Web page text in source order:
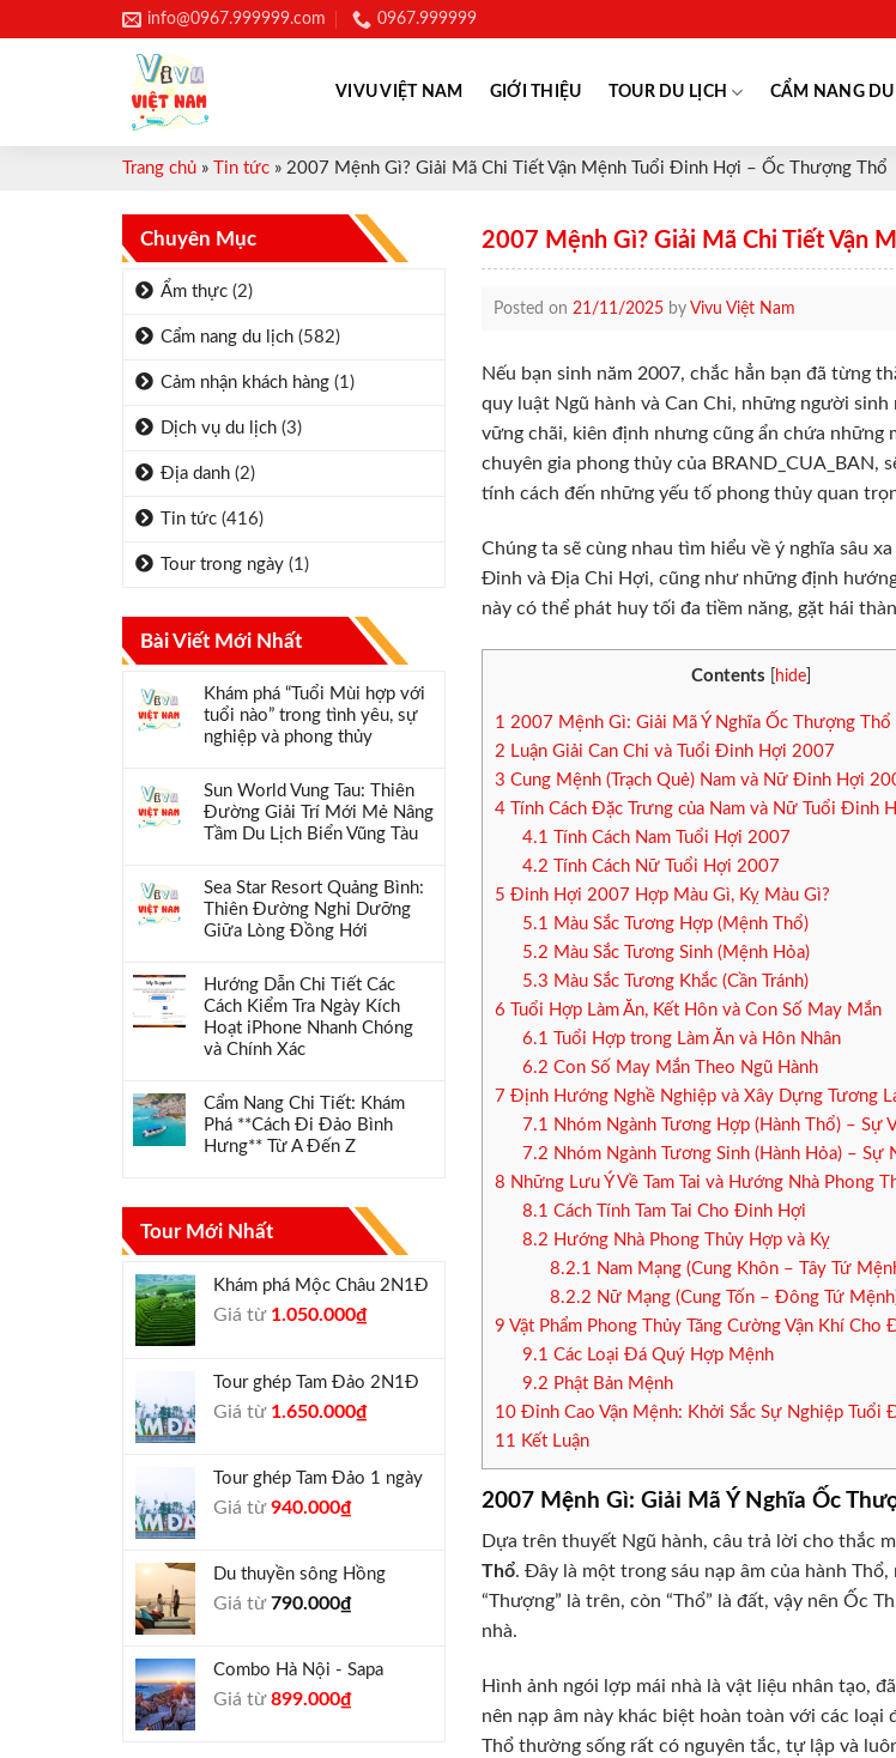
to
info@0967.999999.com 0967.999999
VIVU VIỆT NAM GIỚI THIỆU TOUR DU LỊCH CẨM NANG DU
Trang chủ » Tin tức » 2007 Mệnh Gì? Giải Mã Chi Tiết Vận Mệnh Tuổi Đinh Hợi – Ốc Thượng Thổ
Chuyên Mục
Ẩm thực (2)
Cẩm nang du lịch (582)
Cảm nhận khách hàng (1)
Dịch vụ du lịch (3)
Địa danh (2)
Tin tức (416)
Tour trong ngày (1)
Bài Viết Mới Nhất
Khám phá “Tuổi Mùi hợp với
tuổi nào” trong tình yêu, sự
nghiệp và phong thủy
Sun World Vung Tau: Thiên
Đường Giải Trí Mới Mẻ Nâng
Tầm Du Lịch Biển Vũng Tàu
Sea Star Resort Quảng Bình:
Thiên Đường Nghỉ Dưỡng
Giữa Lòng Đồng Hới
Hướng Dẫn Chi Tiết Các
Cách Kiểm Tra Ngày Kích
Hoạt iPhone Nhanh Chóng
và Chính Xác
Cẩm Nang Chi Tiết: Khám
Phá **Cách Đi Đảo Bình
Hưng** Từ A Đến Z
Tour Mới Nhất
Khám phá Mộc Châu 2N1Đ
Giá từ Giá
1.300.000₫.
1.050.000₫Giá
là:
Tour ghép Tam Đảo 2N1Đ
Giá từ Giá
1.800.000₫.
1.650.000₫Giá
là:
Tour ghép Tam Đảo 1 ngày
Giá từGiá
1.000.000₫.
940.000₫Giá
là:
Du thuyền sông Hồng
Giá từ790.000₫
Combo Hà Nội - Sapa
Giá từGiá
899.000₫Giá
2007 Mệnh Gì? Giải Mã Chi Tiết Vận
Posted on 21/11/2025 by Vivu Việt Nam
Nếu bạn sinh năm 2007, chắc hẳn bạn đã từng
quy luật Ngũ hành và Can Chi, những người
vững chãi, kiên định nhưng cũng ẩn chứa
chuyên gia phong thủy của BRAND_CUA_BAN,
tính cách đến những yếu tố phong thủy quan
Chúng ta sẽ cùng nhau tìm hiểu về ý nghĩa sâu
Đinh và Địa Chi Hợi, cũng như những định
này có thể phát huy tối đa tiềm năng, gặt hái
Contents hide]
1 2007 Mệnh Gì: Giải Mã Ý Nghĩa Ốc Thượng Thổ
2 Luận Giải Can Chi và Tuổi Đinh Hợi 2007
3 Cung Mệnh (Trạch Quẻ) Nam và Nữ Đinh Hợi
4 Tính Cách Đặc Trưng của Nam và Nữ Tuổi Đinh
4.1
Tính Cách Nam Tuổi Hợi 2007
4.2 Tính Cách Nữ Tuổi Hợi 2007
5 Đinh Hợi 2007 Hợp Màu Gì, Kỵ Màu Gì?
5.1
Màu Sắc Tương Hợp (Mệnh Thổ)
5.2 Màu Sắc Tương Sinh (Mệnh Hỏa)
5.3 Màu Sắc Tương Khắc (Cần Tránh)
6 Tuổi Hợp Làm Ăn, Kết Hôn và Con Số May Mắn
6.1
Tuổi Hợp trong Làm Ăn và Hôn Nhân
6.2 Con Số May Mắn Theo Ngũ Hành
7 Định Hướng Nghề Nghiệp và Xây Dựng Tương
7.1
Nhóm Ngành Tương Hợp (Hành Thổ) – Sự
7.2 Nhóm Ngành Tương Sinh (Hành Hỏa) – Sự
8 Những Lưu Ý Về Tam Tai và Hướng Nhà Phong
8.1 Cách Tính Tam Tai Cho Đinh Hợi
8.2 Hướng Nhà Phong Thủy Hợp và Kỵ
8.2.1
Nam Mạng (Cung Khôn – Tây Tứ
8.2.2 Nữ Mạng (Cung Tốn – Đông Tứ
9 Vật Phẩm Phong Thủy Tăng Cường Vận Khí
9.1 Các Loại Đá Quý Hợp Mệnh
9.2 Phật Bản Mệnh
10 Đỉnh Cao Vận Mệnh: Khởi Sắc Sự Nghiệp Tuổi
11
Kết Luận
2007 Mệnh Gì: Giải Mã Ý Nghĩa Ốc
Dựa trên thuyết Ngũ hành, câu trả lời cho thắc
Thổ. Đây là một trong sáu nạp âm của hành
“Thượng” là trên, còn “Thổ” là đất, vậy nên Ốc
nhà.
Hình ảnh ngói lợp mái nhà là vật liệu nhân tạo,
nên nạp âm này khác biệt hoàn toàn với các
Thổ thường sống rất có nguyên tắc, tự lập và